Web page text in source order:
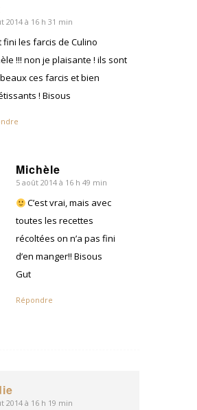
2014 à 16 h 31 min
fini les farcis de Culino
!!! non je plaisante ! ils sont
ces farcis et bien
! Bisous
Michèle
dit
5 août 2014 à 16 h 49 min
C’est vrai, mais avec
toutes les recettes
récoltées on n’a pas fini
d’en manger!! Bisous
Gut
Répondre
2014 à 16 h 19 min